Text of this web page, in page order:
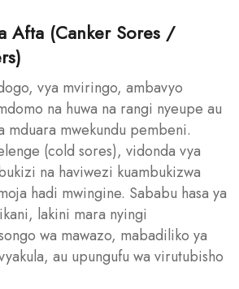
Afta (Canker Sores /
vya mviringo, ambavyo
na huwa na rangi nyeupe au
mduara mwekundu pembeni.
(cold sores), vidonda vya
na haviwezi kuambukizwa
hadi mwingine. Sababu hasa ya
lakini mara nyingi
wa mawazo, mabadiliko ya
au upungufu wa virutubisho